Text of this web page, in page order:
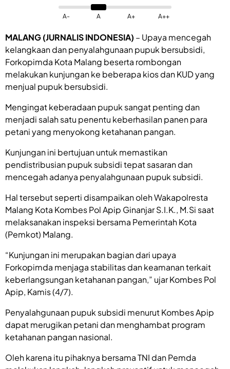
A- A A+ A++
MALANG (JURNALIS INDONESIA) – Upaya mencegah
kelangkaan dan penyalahgunaan pupuk bersubsidi,
Forkopimda Kota Malang beserta rombongan
melakukan kunjungan ke beberapa kios dan KUD yang
menjual pupuk bersubsidi.
Mengingat keberadaan pupuk sangat penting dan
menjadi salah satu penentu keberhasilan panen para
petani yang menyokong ketahanan pangan.
Kunjungan ini bertujuan untuk memastikan
pendistribusian pupuk subsidi tepat sasaran dan
mencegah adanya penyalahgunaan pupuk subsidi.
Hal tersebut seperti disampaikan oleh Wakapolresta
Malang Kota Kombes Pol Apip Ginanjar S.I.K., M.Si saat
melaksanakan inspeksi bersama Pemerintah Kota
(Pemkot) Malang.
“Kunjungan ini merupakan bagian dari upaya
Forkopimda menjaga stabilitas dan keamanan terkait
keberlangsungan ketahanan pangan,” ujar Kombes Pol
Apip, Kamis (4/7).
Penyalahgunaan pupuk subsidi menurut Kombes Apip
dapat merugikan petani dan menghambat program
ketahanan pangan nasional.
Oleh karena itu pihaknya bersama TNI dan Pemda